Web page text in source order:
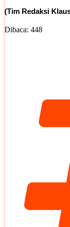
(Tim Redaksi
Dibaca: 448